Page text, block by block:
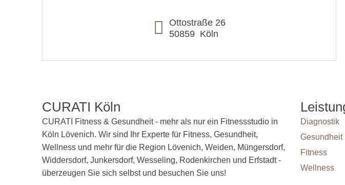
Ottostraße 26
50859 Köln
CURATI Köln
CURATI Fitness & Gesundheit - mehr als nur ein Fitnessstudio in
Köln Lövenich. Wir sind Ihr Experte für Fitness, Gesundheit,
Wellness und mehrfür die Region Lövenich, Weiden, Müngersdorf,
Widdersdorf, Junkersdorf, Wesseling, Rodenkirchen und Erfstadt -
überzeugen Sie sich selbst und besuchen Sie uns!
Diagnostik
Gesundheit
Fitness
Wellness